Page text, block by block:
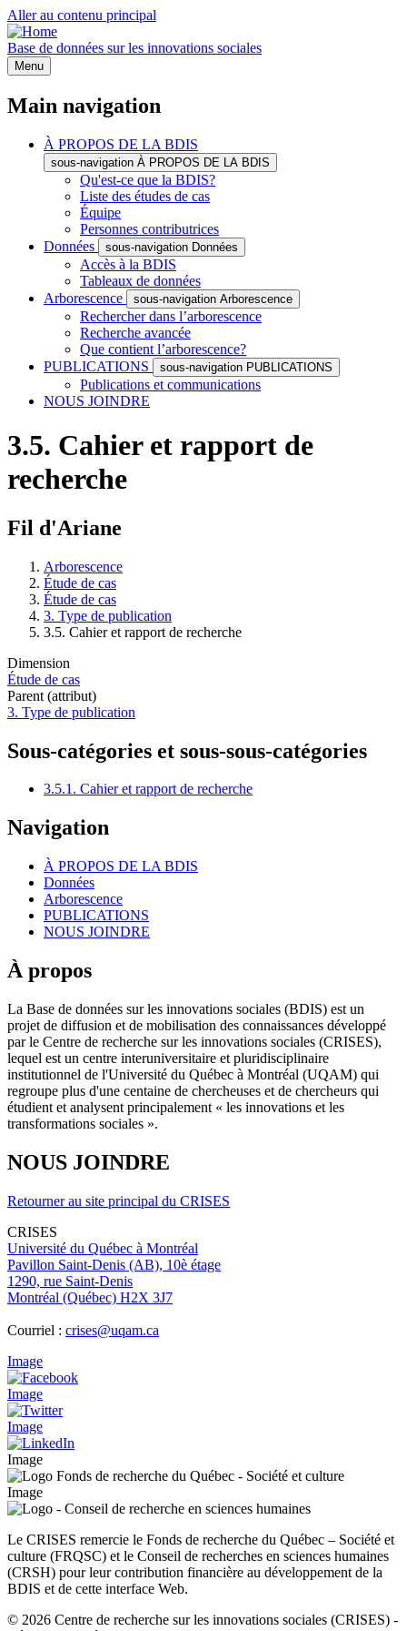
Aller au contenu principal
Base de données sur les innovations sociales
Menu
Main navigation
À PROPOS DE LA BDIS
sous-navigation À PROPOS DE LA BDIS
Qu'est-ce que la BDIS?
Liste des études de cas
Équipe
Personnes contributrices
Données
sous-navigation Données
Accès à la BDIS
Tableaux de données
Arborescence
sous-navigation Arborescence
Rechercher dans l’arborescence
Recherche avancée
Que contient l’arborescence?
PUBLICATIONS
sous-navigation PUBLICATIONS
Publications et communications
NOUS JOINDRE
3.5. Cahier et rapport de
recherche
Fil d'Ariane
Arborescence
Étude de cas
Étude de cas
3. Type de publication
3.5. Cahier et rapport de recherche
Dimension
Étude de cas
Parent (attribut)
3. Type de publication
Sous-catégories et sous-sous-catégories
3.5.1. Cahier et rapport de recherche
Navigation
À PROPOS DE LA BDIS
Données
Arborescence
PUBLICATIONS
NOUS JOINDRE
À propos
La Base de données sur les innovations sociales (BDIS) est un
projet de diffusion et de mobilisation des connaissances développé
par le Centre de recherche sur les innovations sociales (CRISES),
lequel est un centre interuniversitaire et pluridisciplinaire
institutionnel de l'Université du Québec à Montréal (UQAM) qui
regroupe plus d'une centaine de chercheuses et de chercheurs qui
étudient et analysent principalement « les innovations et les
transformations sociales ».
NOUS JOINDRE
Retourner au site principal du CRISES
CRISES
Université du Québec à Montréal
Pavillon Saint-Denis (AB), 10è étage
1290, rue Saint-Denis
Montréal (Québec) H2X 3J7
Courriel : crises@uqam.ca
Image
Image
Image
Image
Image
Le CRISES remercie le Fonds de recherche du Québec – Société et
culture (FRQSC) et le Conseil de recherches en sciences humaines
(CRSH) pour leur contribution financière au développement de la
BDIS et de cette interface Web.
© 2026 Centre de recherche sur les innovations sociales (CRISES) -